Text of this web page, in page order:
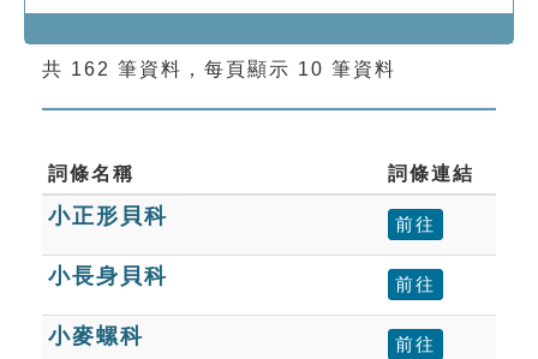
共 162 筆資料，每頁顯示 10 筆資料
詞條名稱 詞條連結
小正形貝科 前往
小長身貝科 前往
小麥螺科 前往